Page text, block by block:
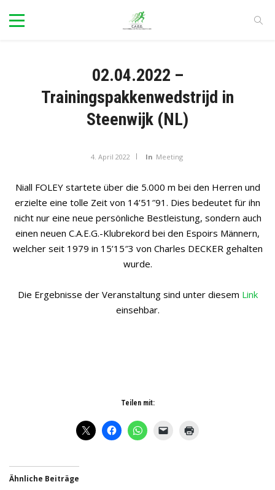
02.04.2022 –
Trainingspakkenwedstrijd in
Steenwijk (NL)
4. April 2022 In Meeting
Niall FOLEY startete über die 5.000 m bei den Herren und
erzielte eine tolle Zeit von 14’51″91. Dies bedeutet für ihn
nicht nur eine neue persönliche Bestleistung, sondern auch
einen neuen C.A.E.G.-Klubrekord bei den Espoirs Männern,
welcher seit 1979 in 15’15″3 von Charles DECKER gehalten
wurde.
Die Ergebnisse der Veranstaltung sind unter diesem Link
einsehbar.
Teilen mit:
Ähnliche Beiträge